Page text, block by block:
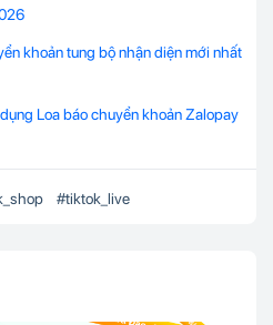
khoản tung bộ nhận diện mới nhất
Loa báo chuyển khoản Zalopay
#tiktok_live